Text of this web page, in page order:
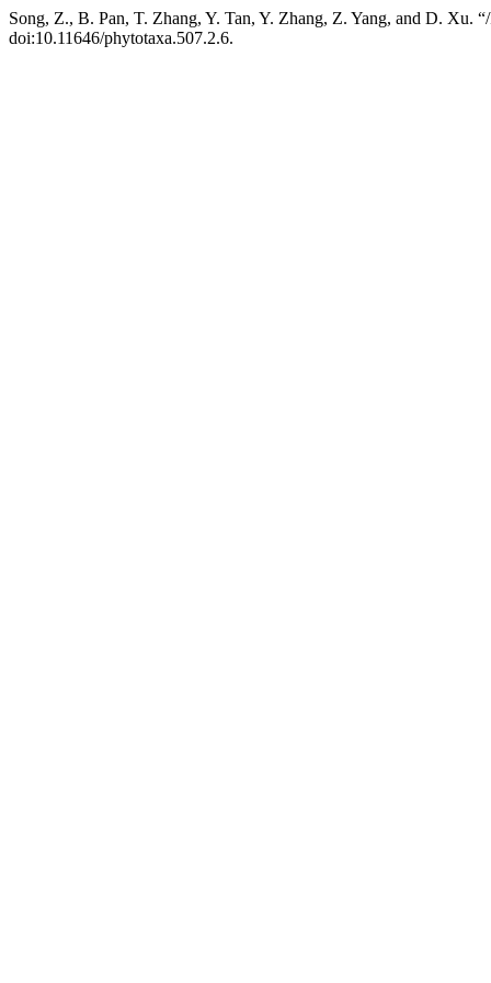
Song, Z., B. Pan, T. Zhang, Y. Tan, Y. Zhang, Z. Yang, and D. Xu.
doi:10.11646/phytotaxa.507.2.6.